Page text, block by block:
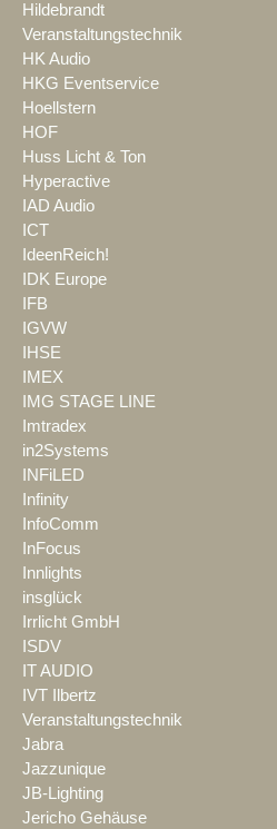
Hildebrandt
Veranstaltungstechnik
HK Audio
HKG Eventservice
Hoellstern
HOF
Huss Licht & Ton
Hyperactive
IAD Audio
ICT
IdeenReich!
IDK Europe
IFB
IGVW
IHSE
IMEX
IMG STAGE LINE
Imtradex
in2Systems
INFiLED
Infinity
InfoComm
InFocus
Innlights
insglück
Irrlicht GmbH
ISDV
IT AUDIO
IVT Ilbertz
Veranstaltungstechnik
Jabra
Jazzunique
JB-Lighting
Jericho Gehäuse